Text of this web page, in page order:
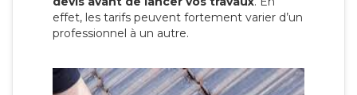
effet, les tarifs peuvent fortement varier d’un
professionnel à un autre.